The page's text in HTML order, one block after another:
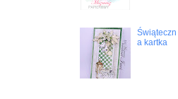
Świąteczn
a kartka